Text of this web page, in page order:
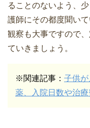
ることのないよう、
護師にその都度聞い
観察も大事ですので
ていきましょう。
※関連記事： 子供
薬、入院日数や治